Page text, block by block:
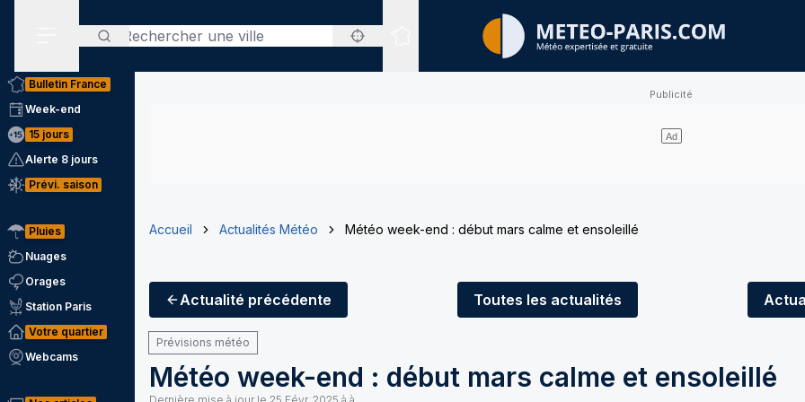
Rechercher
Sites expertisés
Bulletin France
Week-end
15 jours
Alerte 8 jours
Prévi. saison
Pluies
Nuages
Orages
Station Paris
Votre quartier
Webcams
Accueil Actualités Météo Météo week-end : début mars calme et ensoleillé
Actualité précédente Toutes les actualités
Prévisions météo
Météo week-end : début mars calme et ensoleillé